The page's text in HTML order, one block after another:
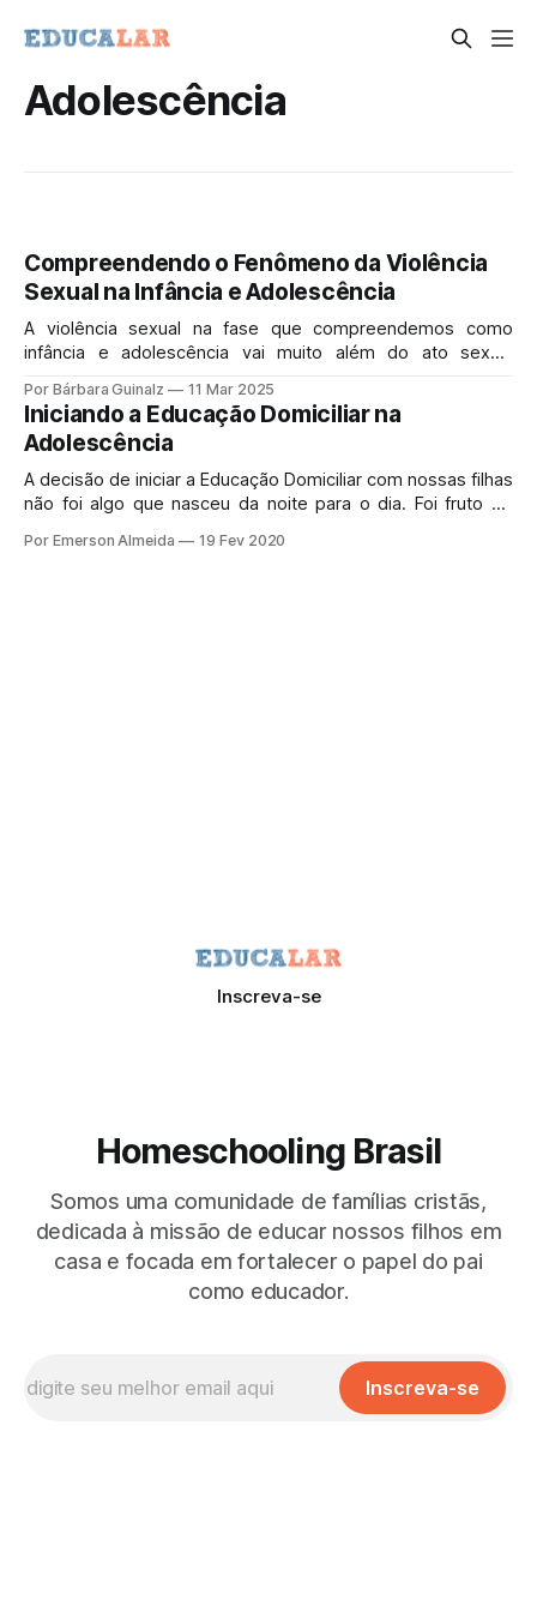
Adolescência
Compreendendo o Fenômeno da Violência
Sexual na Infância e Adolescência
A violência sexual na fase que compreendemos como
infância e adolescência vai muito além do ato sexual
exposição precoce à sexualidade, a qual possamos
submeter uma criança, incluindo atos libidinosos.
Por Bárbara Guinalz 11 Mar 2025
Iniciando a Educação Domiciliar na
Adolescência
A decisão de iniciar a Educação Domiciliar com nossas filhas
não foi algo que nasceu da noite para o dia. Foi fruto de
Por Emerson Almeida 19 Fev 2020
Inscreva-se
Homeschooling Brasil
Somos uma comunidade de famílias cristãs,
dedicada à missão de educar nossos filhos em
casa e focada em fortalecer o papel do pai
como educador.
Inscreva-se